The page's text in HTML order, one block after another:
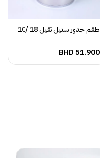
طقم جدور ستيل ثقيل 18 /10
BHD 51.900